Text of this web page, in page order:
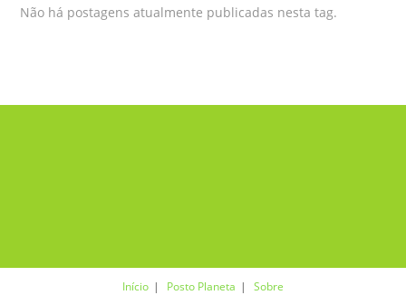
Não há postagens atualmente publicadas nesta tag.
Início Posto Planeta Sobre